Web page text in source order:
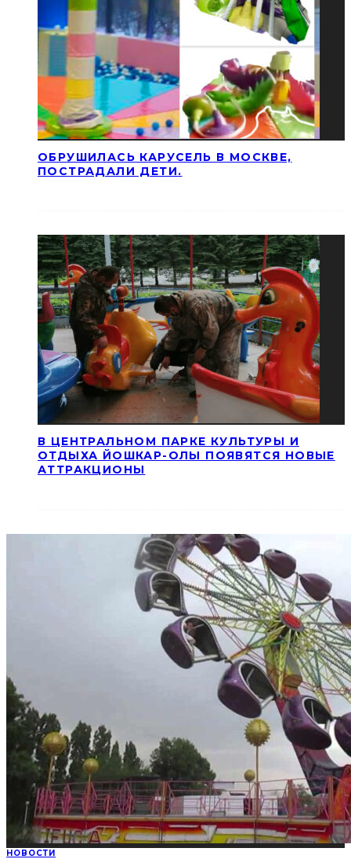
ОБРУШИЛАСЬ КАРУСЕЛЬ В МОСКВЕ,
ПОСТРАДАЛИ ДЕТИ.
В ЦЕНТРАЛЬНОМ ПАРКЕ КУЛЬТУРЫ И
ОТДЫХА ЙОШКАР-ОЛЫ ПОЯВЯТСЯ НОВЫЕ
АТТРАКЦИОНЫ
НОВОСТИ